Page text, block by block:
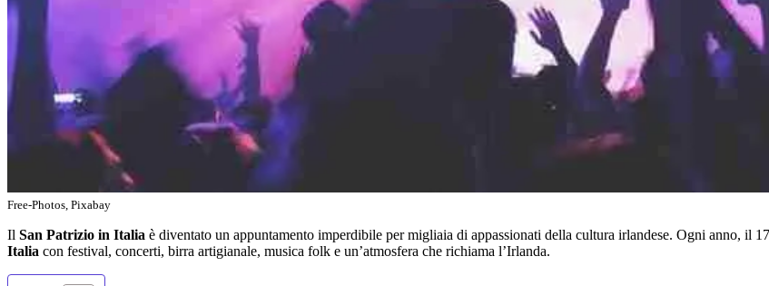
Free-Photos, Pixabay
Il San Patrizio in Italia è diventato un appuntamento imperdibile per migliaia di appassionati della cultura irlandese. Ogni anno, il
Italia con festival, concerti, birra artigianale, musica folk e un’atmosfera che richiama l’Irlanda.